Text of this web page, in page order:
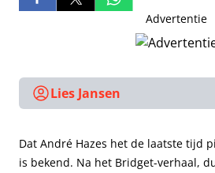
Advertentie
Lies Jansen
Dat André Hazes het de laatste tijd
is bekend. Na het Bridget-verhaal,